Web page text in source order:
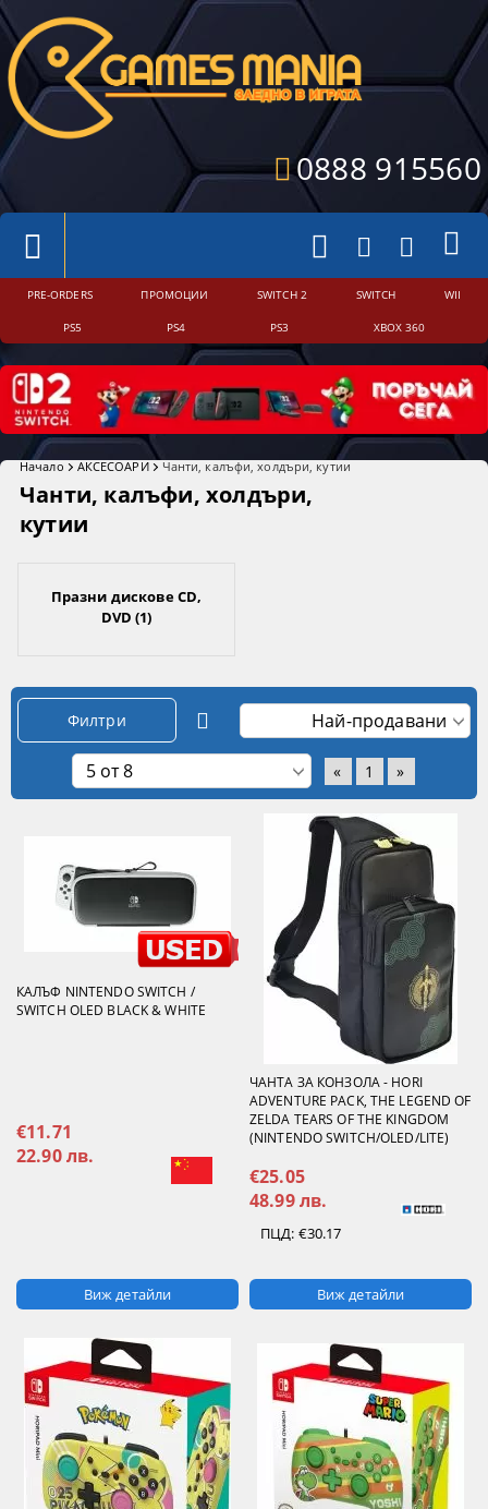
0888 915560
PRE-ORDERS ПРОМОЦИИ SWITCH 2 SWITCH WII
PS5 PS4 PS3 XBOX 360
Начало АКСЕСОАРИ Чанти, калъфи, холдъри, кутии
Чанти, калъфи, холдъри,
кутии
Празни дискове CD,
DVD (1)
Филтри
« 1 »
КАЛЪФ NINTENDO SWITCH /
SWITCH OLED BLACK & WHITE
€11.71
22.90 лв.
Виж детайли
ЧАНТA ЗА КОНЗОЛА - HORI
ADVENTURE PACK, THE LEGEND OF
ZELDA TEARS OF THE KINGDOM
(NINTENDO SWITCH/OLED/LITE)
€25.05
48.99 лв.
ПЦД: €30.17
Виж детайли